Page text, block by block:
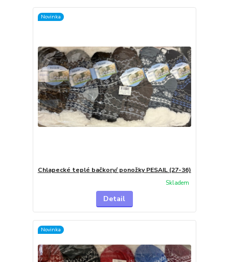
Novinka
Chlapecké teplé bačkory/ ponožky PESAIL (27-36)
Skladem
Detail
Novinka